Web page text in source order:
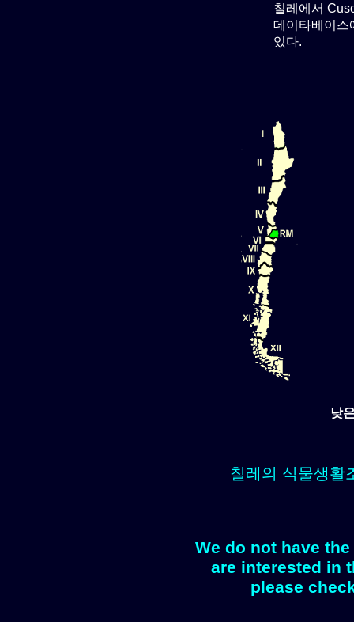
칠레에서
데이타베이스
있다.
낮
칠레의 식물생활
We do not have
are interested in
please